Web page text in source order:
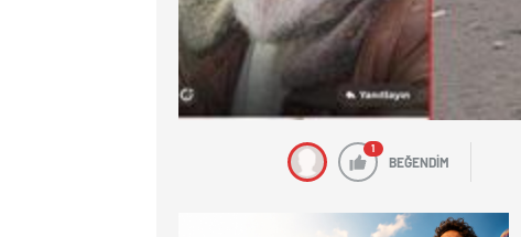
1
BEĞENDİM